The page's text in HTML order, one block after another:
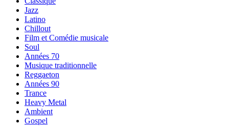
Jazz
Latino
Chillout
Film et Comédie musicale
Soul
Années 70
Musique traditionnelle
Reggaeton
Années 90
Trance
Heavy Metal
Ambient
Gospel